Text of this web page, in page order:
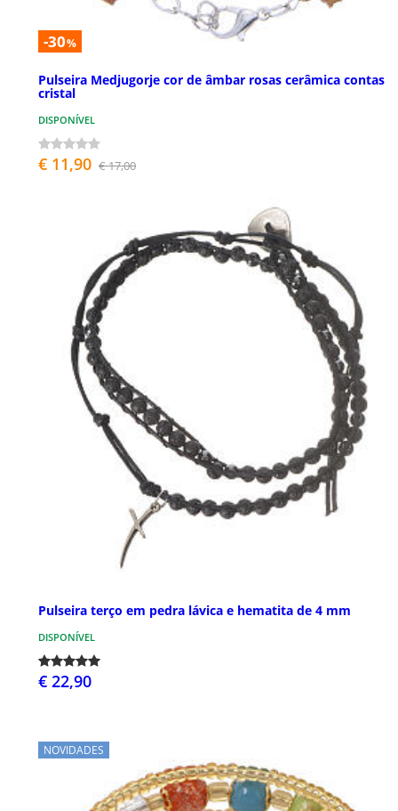
-30%
Pulseira Medjugorje cor de âmbar rosas cerâmica contas
cristal
DISPONÍVEL
€ 11,90 € 17,00
Pulseira terço em pedra lávica e hematita de 4 mm
DISPONÍVEL
€ 22,90
NOVIDADES